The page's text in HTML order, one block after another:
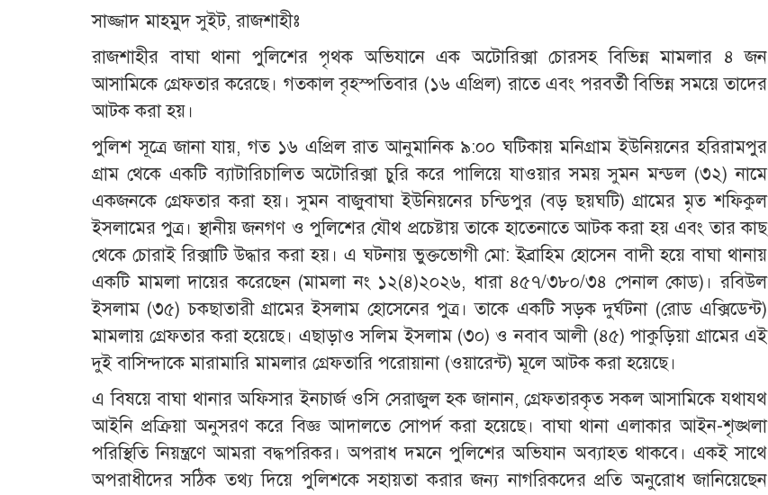
সাজ্জাদ মাহমুদ সুইট, রাজশাহীঃ
রাজশাহীর বাঘা থানা পুলিশের পৃথক অভিযানে এক অটোরিক্সা চোরসহ বিভিন্ন মামলার ৪ জন
আসামিকে গ্রেফতার করেছে। গতকাল বৃহস্পতিবার (১৬ এপ্রিল) রাতে এবং পরবর্তী বিভিন্ন সময়ে তাদের
আটক করা হয়।
পুলিশ সূত্রে জানা যায়, গত ১৬ এপ্রিল রাত আনুমানিক ৯:০০ ঘটিকায় মনিগ্রাম ইউনিয়নের হরিরামপুর
গ্রাম থেকে একটি ব্যাটারিচালিত অটোরিক্সা চুরি করে পালিয়ে যাওয়ার সময় সুমন মন্ডল (৩২) নামে
একজনকে গ্রেফতার করা হয়। সুমন বাজুবাঘা ইউনিয়নের চন্ডিপুর (বড় ছয়ঘটি) গ্রামের মৃত শফিকুল
ইসলামের পুত্র। স্থানীয় জনগণ ও পুলিশের যৌথ প্রচেষ্টায় তাকে হাতেনাতে আটক করা হয় এবং তার কাছ
থেকে চোরাই রিক্সাটি উদ্ধার করা হয়। এ ঘটনায় ভুক্তভোগী মো: ইব্রাহিম হোসেন বাদী হয়ে বাঘা থানায়
একটি মামলা দায়ের করেছেন (মামলা নং ১২(৪)২০২৬, ধারা ৪৫৭/৩৮০/৩৪ পেনাল কোড)। রবিউল
ইসলাম (৩৫) চকছাতারী গ্রামের ইসলাম হোসেনের পুত্র। তাকে একটি সড়ক দুর্ঘটনা (রোড এক্সিডেন্ট)
মামলায় গ্রেফতার করা হয়েছে। এছাড়াও সলিম ইসলাম (৩০) ও নবাব আলী (৪৫) পাকুড়িয়া গ্রামের এই
দুই বাসিন্দাকে মারামারি মামলার গ্রেফতারি পরোয়ানা (ওয়ারেন্ট) মূলে আটক করা হয়েছে।
এ বিষয়ে বাঘা থানার অফিসার ইনচার্জ ওসি সেরাজুল হক জানান, গ্রেফতারকৃত সকল আসামিকে যথাযথ
আইনি প্রক্রিয়া অনুসরণ করে বিজ্ঞ আদালতে সোপর্দ করা হয়েছে। বাঘা থানা এলাকার আইন-শৃঙ্খলা
পরিস্থিতি নিয়ন্ত্রণে আমরা বদ্ধপরিকর। অপরাধ দমনে পুলিশের অভিযান অব্যাহত থাকবে। একই সাথে
অপরাধীদের সঠিক তথ্য দিয়ে পুলিশকে সহায়তা করার জন্য নাগরিকদের প্রতি অনুরোধ জানিয়েছেন